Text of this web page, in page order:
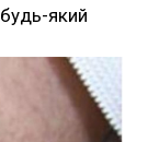
який